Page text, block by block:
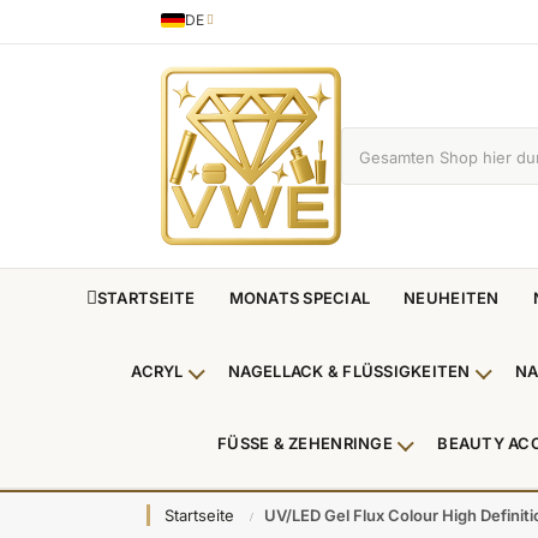
Sprache
DE
German
STARTSEITE MONATS SPECIAL NEUHEITEN
ACRYL Untermenü Acryl anzeigen
NAGELLACK & FLÜSSIGKEITEN
FÜSSE & ZEHENRINGE Untermenü
BEAUTY
Startseite UV/LED Gel Flux Colour High